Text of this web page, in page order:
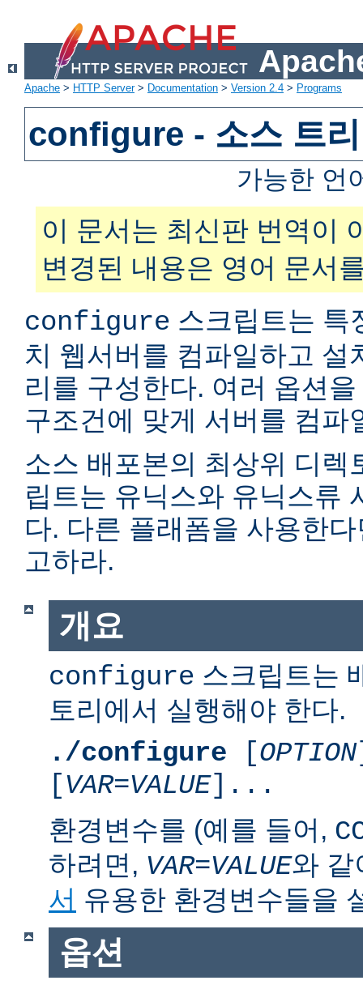
Apache > HTTP Server> Documentation > Version 2.4 > Programs
configure - 소스 트
가능한 언
이 문서는 최신판 번역이
변경된 내용은 영어 문서
configure 스크립트는 특
치 웹서버를 컴파일하고 설
리를 구성한다. 여러 옵션
구조건에 맞게 서버를 컴파
소스 배포본의 최상위 디렉
립트는 유닉스와 유닉스류
다. 다른 플래폼을 사용한
고하라.
개요
configure 스크립트는
토리에서 실행해야 한다.
./configure [OPTION
[VAR=VALUE]...
환경변수를 (예를 들어,
하려면, VAR=VALUE와
서 유용한 환경변수들을
옵션